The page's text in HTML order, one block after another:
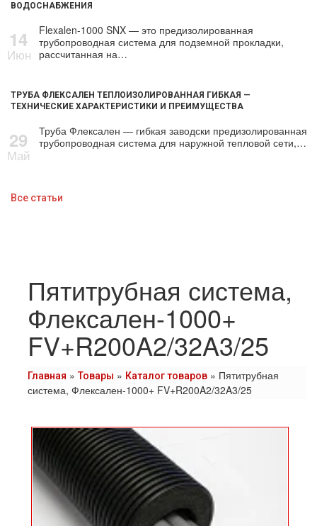
ВОДОСНАБЖЕНИЯ
14
Июн
Flexalen-1000 SNX — это предизолированная
трубопроводная система для подземной прокладки,
рассчитанная на…
ТРУБА ФЛЕКСАЛЕН ТЕПЛОИЗОЛИРОВАННАЯ ГИБКАЯ —
ТЕХНИЧЕСКИЕ ХАРАКТЕРИСТИКИ И ПРЕИМУЩЕСТВА
29
Май
Труба Флексален — гибкая заводски предизолированная
трубопроводная система для наружной тепловой сети,…
Все статьи
Пятитрубная система,
Флексален-1000+
FV+R200A2/32A3/25
Главная »Товары » Каталог товаров » Пятитрубная
система, Флексален-1000+ FV+R200A2/32A3/25